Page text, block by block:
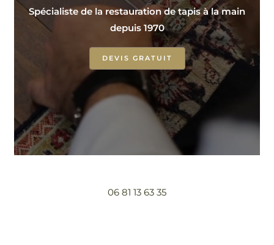
Spécialiste de la restauration de tapis à la main
depuis 1970
DEVIS GRATUIT
06 81 13 63 35